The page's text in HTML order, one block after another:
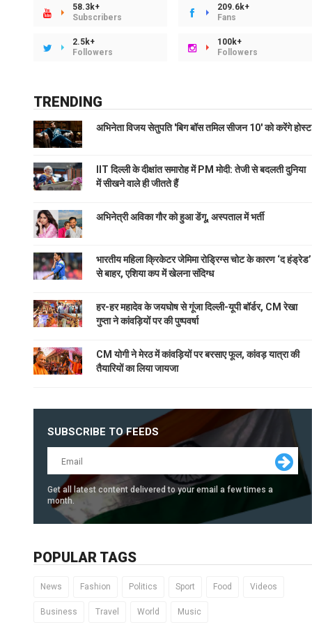
58.3k+
Subscribers
209.6k+
Fans
2.5k+
Followers
100k+
Followers
TRENDING
अभिनेता विजय सेतुपति 'बिग बॉस तमिल सीजन 10' को करेंगे होस्ट
IIT दिल्ली के दीक्षांत समारोह में PM मोदी: तेजी से बदलती दुनिया
में सीखने वाले ही जीतते हैं
अभिनेत्री अविका गौर को हुआ डेंगू, अस्पताल में भर्ती
भारतीय महिला क्रिकेटर जेमिमा रोड्रिग्स चोट के कारण ‘द हंड्रेड’
से बाहर, एशिया कप में खेलना संदिग्ध
हर-हर महादेव के जयघोष से गूंजा दिल्ली-यूपी बॉर्डर, CM रेखा
गुप्ता ने कांवड़ियों पर की पुष्पवर्षा
CM योगी ने मेरठ में कांवड़ियों पर बरसाए फूल, कांवड़ यात्रा की
तैयारियों का लिया जायजा
SUBSCRIBE TO FEEDS
Get all latest content delivered to your email a few times a
month.
POPULAR TAGS
News Fashion Politics Sport Food Videos
Business Travel World Music